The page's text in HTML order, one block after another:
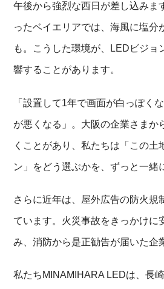
午後から強烈な西日が差し込みま
ったベイエリアでは、海風に塩分
も。こうした環境が、LEDビジョ
響することがあります。
「設置して1年で画面が白っぽく
が悪くなる」。大阪の企業さまか
くことがあり、私たちは「この土
ン」をどう選ぶかを、ずっと一緒
さらに近年は、屋外広告の防火規
ています。火災事故をきっかけに
み、消防から是正勧告が届いた企
私たちMINAMIHARA LEDは、長